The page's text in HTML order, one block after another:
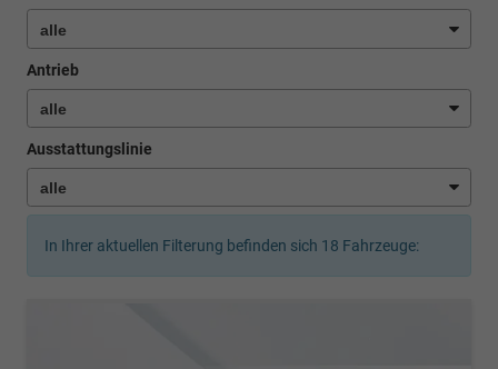
Antrieb
Ausstattungslinie
In Ihrer aktuellen Filterung befinden sich 18 Fahrzeuge: